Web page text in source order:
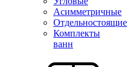
Асимметричные
Отдельностоящие
Комплекты
ванн